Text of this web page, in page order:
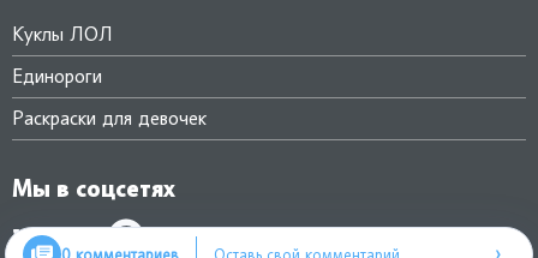
0 комментариев Оставь свой комментарий
Куклы ЛОЛ
Единороги
Раскраски для девочек
Мы в соцсетях